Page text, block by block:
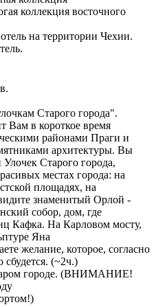
коллекция восточного
на территории Чехии.
Старого города".
Вам в короткое время
районами Праги и
архитектуры. Вы
Старого города,
местах города: на
площадях, на
знаменитый Орлой -
собор, дом, где
Кафка. На Карловом мосту,
Яна
желание, которое, согласно
(~2ч.)
городе. (ВНИМАНИЕ!